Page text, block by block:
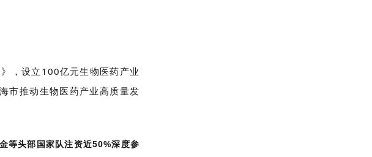
，设立100亿元生物医药产业
市推动生物医药产业高质量发
等头部国家队注资近50%深度参